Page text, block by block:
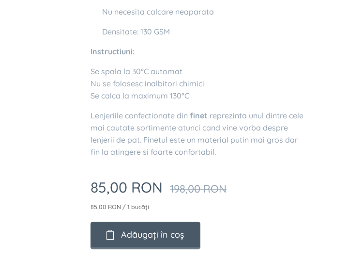
✔ Nu necesita calcare neaparata
✔ Densitate: 130 GSM
Instructiuni:
Se spala la 30°C automat
Nu se folosesc inalbitori chimici
Se calca la maximum 130°C
Lenjeriile confectionate din finet reprezinta unul dintre cele
mai cautate sortimente atunci cand vine vorba despre
lenjerii de pat. Finetul este un material putin mai gros dar
fin la atingere si foarte confortabil.
85,00 RON 198,00RON
85,00 RON / 1 bucăți
Adăugați în coș